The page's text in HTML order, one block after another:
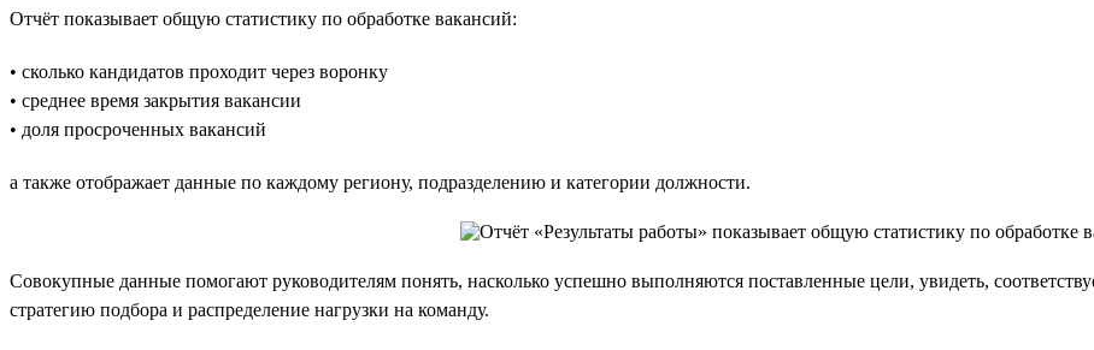
Отчёт показывает общую статистику по обработке вакансий:
• сколько кандидатов проходит через воронку
• среднее время закрытия вакансии
• доля просроченных вакансий
а также отображает данные по каждому региону, подразделению и категории должности.
Совокупные данные помогают руководителям понять, насколько успешно выполняются поставленные цели, увидеть,
стратегию подбора и распределение нагрузки на команду.